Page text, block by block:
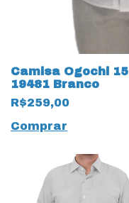
Camisa Ogochi
19481 Branco
R$259,00
Comprar